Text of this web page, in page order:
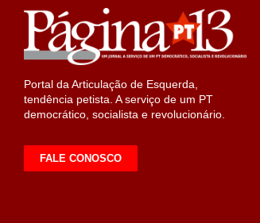
Portal da Articulação de Esquerda,
tendência petista. A serviço de um PT
democrático, socialista e revolucionário.
FALE CONOSCO